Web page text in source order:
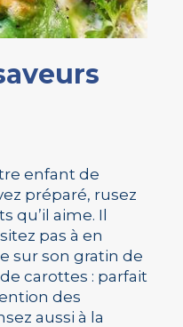
enfant de
préparé, rusez
qu’il aime. Il
pas à en
sur son gratin de
carottes : parfait
des
aussi à la